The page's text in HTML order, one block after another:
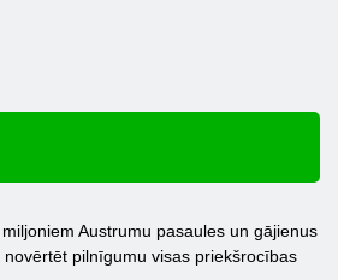
Austrumu pasaules un gājienus
pilnīgumu visas priekšrocības